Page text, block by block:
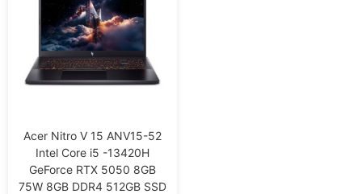
Acer Nitro V 15 ANV15-52
Intel Core i5 -13420H
GeForce RTX 5050 8GB
75W 8GB DDR4 512GB SSD